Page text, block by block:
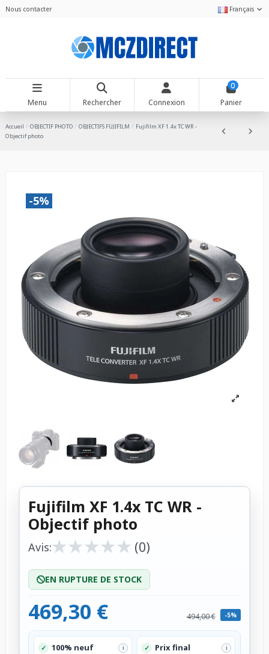
Nous contacter Français
Menu Rechercher Connexion
0
Panier
Accueil OBJECTIF PHOTO OBJECTIFS FUJIFILM
Fujifilm XF 1.4x TC WR -
Objectif photo
-5%
Fujifilm XF 1.4x TC WR -
Objectif photo
Avis:★
★★
★★
★★
★★
★ (0)
EN RUPTURE DE STOCK
469,30 € 494,00 € -5%
✓ 100% neuf i ✓ Prix final i